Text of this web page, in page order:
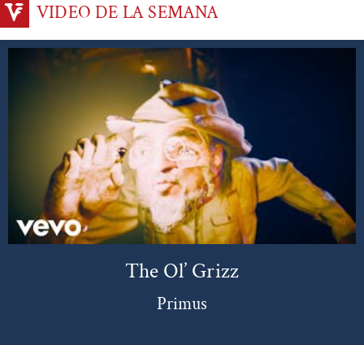
VIDEO DE LA SEMANA
The Ol’ Grizz
Primus